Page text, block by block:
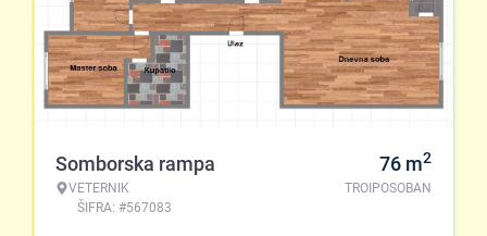
Somborska rampa
VETERNIK
ŠIFRA: #567083
76 m2
TROIPOSOBAN